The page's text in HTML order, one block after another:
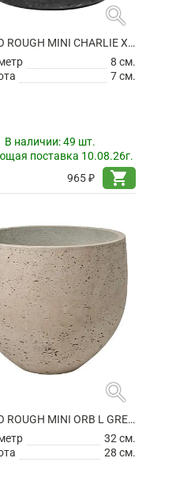
search
КАШПО ROUGH MINI CHARLIE XXXS BLACK WASHED
8 см.
7 см.
В наличии:49 шт.
поставка 10.08.26г.
965 ₽
shopping_cart
search
КАШПО ROUGH MINI ORB L GREY WASHED
32 см.
28 см.